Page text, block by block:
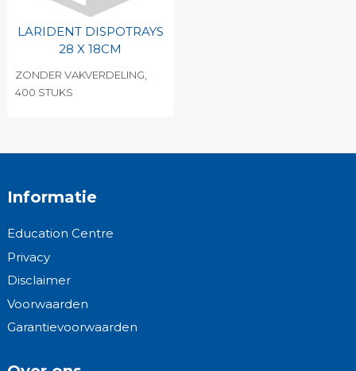
LARIDENT DISPOTRAYS
28 X 18CM
ZONDER VAKVERDELING,
400 STUKS
Informatie
Education Centre
Privacy
Disclaimer
Voorwaarden
Garantievoorwaarden